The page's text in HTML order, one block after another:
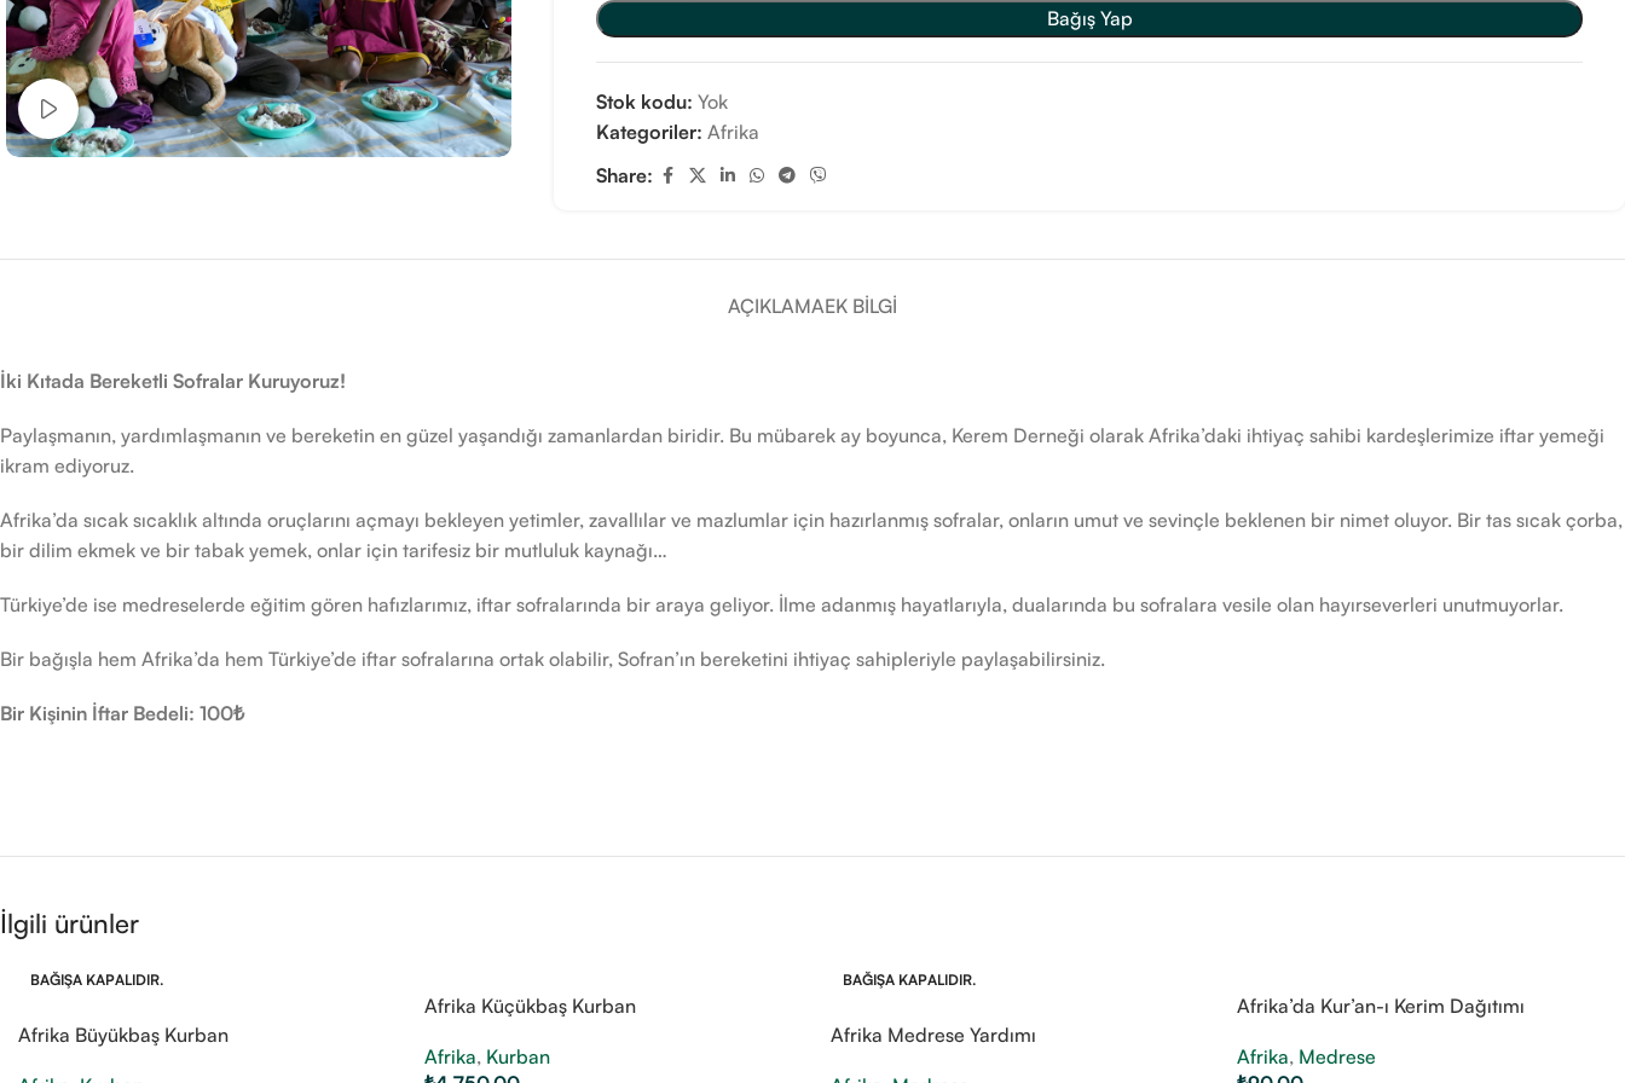
Tanıtımı izle
Bağış Yap
Stok kodu: Yok
Kategoriler: Afrika
Share:
AÇIKLAMAEK BILGI
İki Kıtada Bereketli Sofralar Kuruyoruz!
Paylaşmanın, yardımlaşmanın ve bereketin en güzel yaşandığı zamanlardan biridir. Bu mübarek ay boyunca, Kerem Derneği olarak Afrika’daki ihtiyaç sahibi kardeşlerimize iftar yemeği
ikram ediyoruz.
Afrika’da sıcak sıcaklık altında oruçlarını açmayı bekleyen yetimler, zavallılar ve mazlumlar için hazırlanmış sofralar, onların umut ve sevinçle beklenen bir nimet oluyor. Bir tas sıcak çorba,
bir dilim ekmek ve bir tabak yemek, onlar için tarifesiz bir mutluluk kaynağı…
Türkiye’de ise medreselerde eğitim gören hafızlarımız, iftar sofralarında bir araya geliyor. İlme adanmış hayatlarıyla, dualarında bu sofralara vesile olan hayırseverleri unutmuyorlar.
Bir bağışla hem Afrika’da hem Türkiye’de iftar sofralarına ortak olabilir, Sofran’ın bereketini ihtiyaç sahipleriyle paylaşabilirsiniz.
Bir Kişinin İftar Bedeli: 100₺
İlgili ürünler
BAĞIŞA KAPALIDIR.
Afrika Büyükbaş Kurban
Afrika Küçükbaş Kurban
Afrika, Kurban
BAĞIŞA KAPALIDIR.
Afrika Medrese Yardımı
Afrika’da Kur’an-ı Kerim Dağıtımı
Afrika, Medrese